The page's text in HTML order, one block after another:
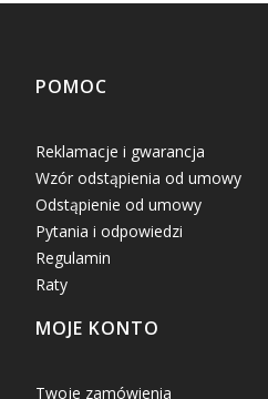
Linki w stopce
POMOC
Reklamacje i gwarancja
Wzór odstąpienia od umowy
Odstąpienie od umowy
Pytania i odpowiedzi
Regulamin
Raty
MOJE KONTO
Twoje zamówienia